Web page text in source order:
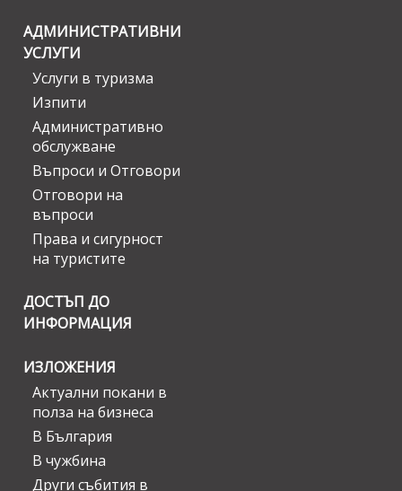
АДМИНИСТРАТИВНИ
УСЛУГИ
Услуги в туризма
Изпити
Административно
обслужване
Въпроси и Отговори
Отговори на
въпроси
Права и сигурност
на туристите
ДОСТЪП ДО
ИНФОРМАЦИЯ
ИЗЛОЖЕНИЯ
Актуални покани в
полза на бизнеса
В България
В чужбина
Други събития в